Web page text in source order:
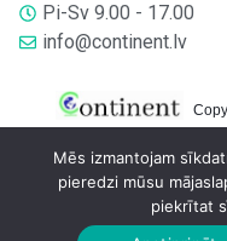
Pi-Sv 9.00 - 17.00
info@continent.lv
Mēs izmantojam
pieredzi mūsu
piekrītat